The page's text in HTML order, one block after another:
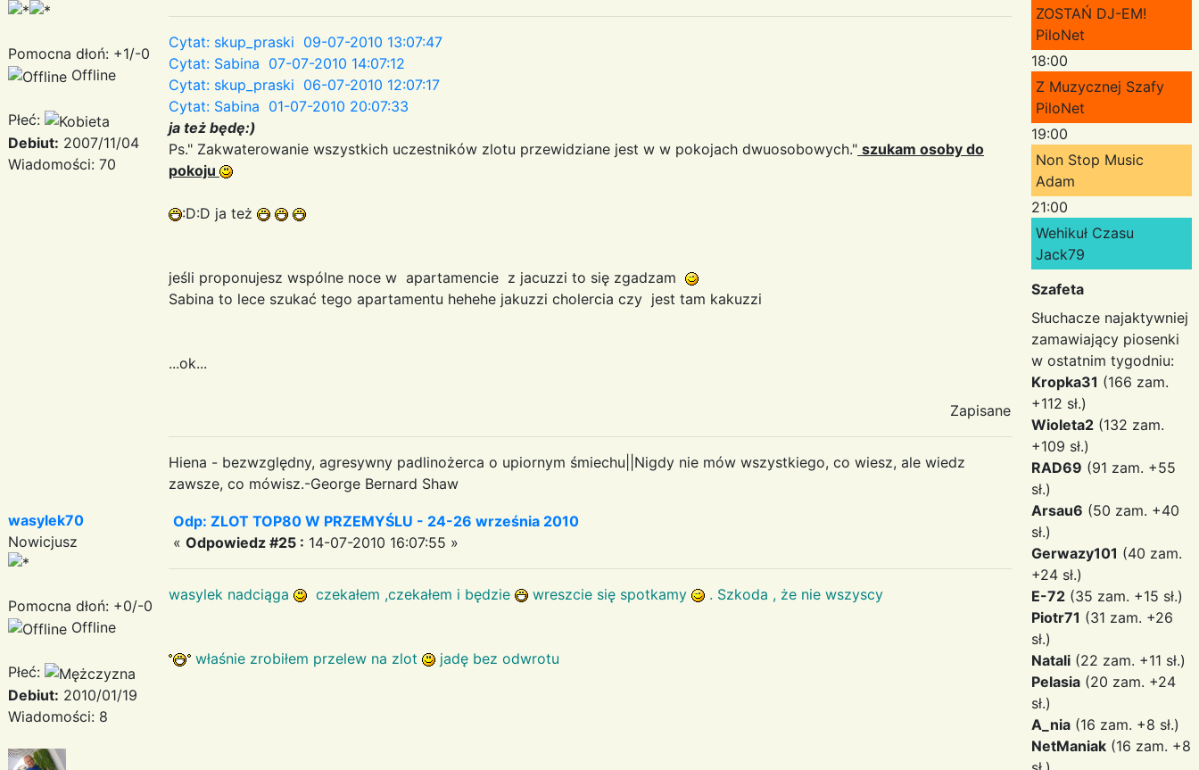
Pomocna dłoń: +1/-0
Offline
Płeć:
Debiut: 2007/11/04
Wiadomości: 70
Cytat: skup_praski 09-07-2010 13:07:47
Cytat: Sabina 07-07-2010 14:07:12
Cytat: skup_praski 06-07-2010 12:07:17
Cytat: Sabina 01-07-2010 20:07:33
ja też będę:)
Ps." Zakwaterowanie wszystkich uczestników zlotu przewidziane jest w w pokojach dwuosobowych." szukam osoby do
pokoju
:D:D ja też
jeśli proponujesz wspólne noce w apartamencie z jacuzzi to się zgadzam
Sabina to lece szukać tego apartamentu hehehe jakuzzi cholercia czy jest tam kakuzzi
...ok...
Zapisane
Hiena - bezwzględny, agresywny padlinożerca o upiornym śmiechu||Nigdy nie mów wszystkiego, co wiesz, ale wiedz
zawsze, co mówisz.-George Bernard Shaw
wasylek70
Nowicjusz
Pomocna dłoń: +0/-0
Offline
Płeć:
Debiut: 2010/01/19
Wiadomości: 8
Odp: ZLOT TOP80 W PRZEMYŚLU - 24-26 września 2010
« Odpowiedz #25 : 14-07-2010 16:07:55 »
wasylek nadciąga czekałem ,czekałem i będzie wreszcie się spotkamy . Szkoda , że nie wszyscy
właśnie zrobiłem przelew na zlot jadę bez odwrotu
ZOSTAŃ DJ-EM!
PiloNet
18:00
Z Muzycznej Szafy
PiloNet
19:00
Non Stop Music
Adam
21:00
Wehikuł Czasu
Jack79
Szafeta
Słuchacze najaktywniej
zamawiający piosenki
w ostatnim tygodniu:
Kropka31 (166 zam.
+112 sł.)
Wioleta2 (132 zam.
+109 sł.)
RAD69 (91 zam. +55
sł.)
Arsau6 (50 zam. +40
sł.)
Gerwazy101 (40 zam.
+24 sł.)
E-72 (35 zam. +15 sł.)
Piotr71 (31 zam. +26
sł.)
Natali (22 zam. +11 sł.)
Pelasia (20 zam. +24
sł.)
A_nia (16 zam. +8 sł.)
NetManiak (16 zam. +8